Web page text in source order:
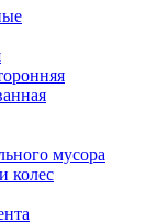
мусора
колес